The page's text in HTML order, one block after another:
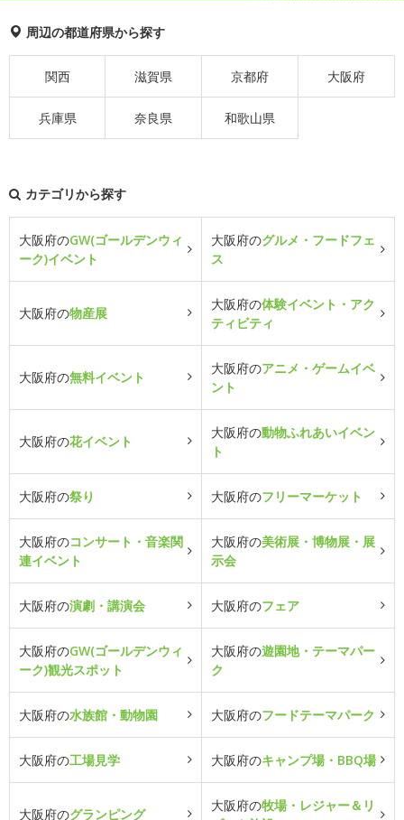
周辺の都道府県から探す
関西 滋賀県 京都府 大阪府
兵庫県 奈良県 和歌山県
カテゴリから探す
大阪府のGW(ゴールデンウィ
ーク)イベント
大阪府のグルメ・フードフェ
ス
大阪府の物産展
大阪府の体験イベント・アク
ティビティ
大阪府の無料イベント
大阪府のアニメ・ゲームイベ
ント
大阪府の花イベント
大阪府の動物ふれあいイベン
ト
大阪府の祭り 大阪府のフリーマーケット
大阪府のコンサート・音楽関
連イベント
大阪府の美術展・博物展・展
示会
大阪府の演劇・講演会 大阪府のフェア
大阪府のGW(ゴールデンウィ
ーク)観光スポット
大阪府の遊園地・テーマパー
ク
大阪府の水族館・動物園 大阪府のフードテーマパーク
大阪府の工場見学 大阪府のキャンプ場・BBQ場
大阪府のグランピング
大阪府の牧場・レジャー＆リ